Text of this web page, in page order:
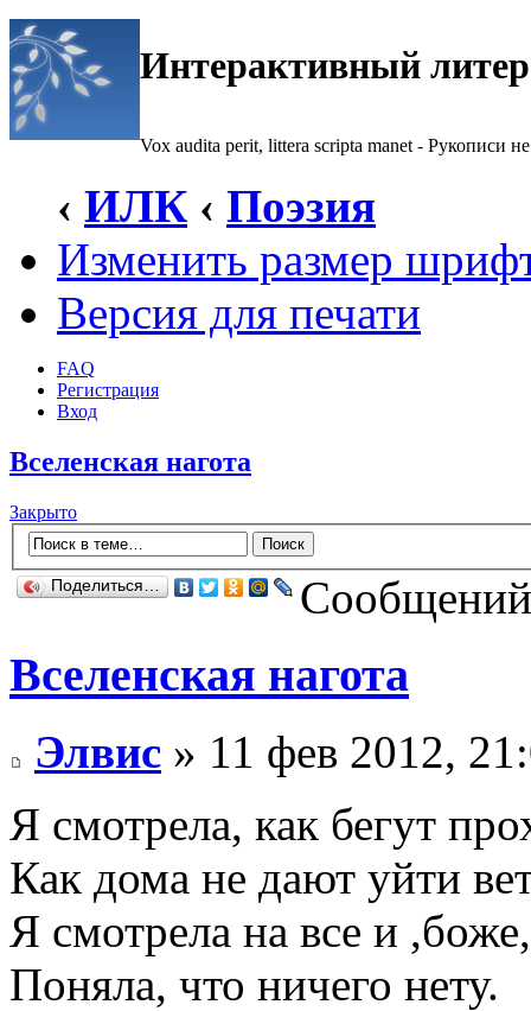
Интерактивный
Vox audita perit, littera scripta manet - Рукописи не
‹ ИЛК ‹ Поэзия
Изменить размер
Версия для печати
FAQ
Регистрация
Вход
Вселенская нагота
Закрыто
Поделиться…
Вселенская нагота
Элвис » 11 фев 2012,
Я смотрела, как бегут
Как дома не дают уйти
Я смотрела на все и ,боже,
Поняла, что ничего нету.